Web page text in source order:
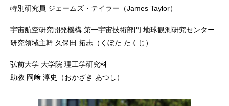
特別研究員 ジェームズ・テイラー（James Taylor）
宇宙航空研究開発機構 第一宇宙技術部門 地球観測研究センター
研究領域主幹 久保田 拓志（くぼた たくじ）
弘前大学 大学院 理工学研究科
助教 岡﨑 淳史（おかざき あつし）